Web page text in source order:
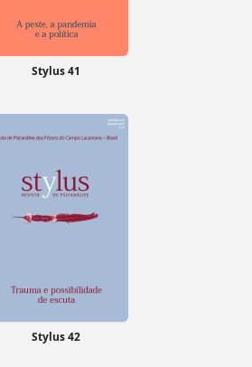
Stylus 41
Stylus 42